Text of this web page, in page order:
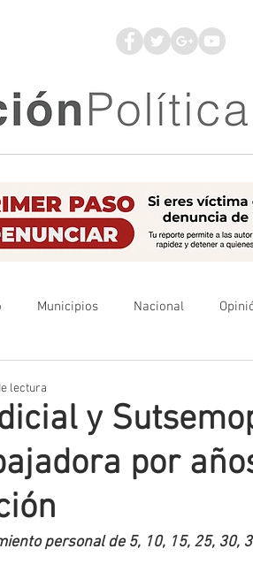
Municipios Nacional
y
por
lectura
personal de 5, 10, 15, 25, 30,